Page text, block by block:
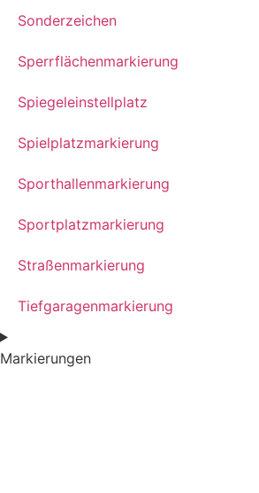
Sonderzeichen
Sperrflächenmarkierung
Spiegeleinstellplatz
Spielplatzmarkierung
Sporthallenmarkierung
Sportplatzmarkierung
Straßenmarkierung
Tiefgaragenmarkierung
Markierungen